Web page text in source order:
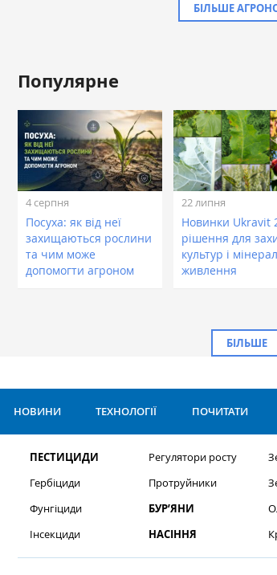
Жовтан Назар
Лінійний агроном, ТОВ
«ТАС Агро Захід» (ТАС
Агро)
БІЛЬШЕ
Популярне
4 серпня
Посуха: як від неї
захищаються рослини
та чим може
допомогти агроном
22 липня
Новинки Ukravit
рішення для
культур і
живлення
БІЛЬШЕ
НОВИНИ ТЕХНОЛОГІЇ ПОЧИТАТИ
ПЕСТИЦИДИ
Гербіциди
Фунгіциди
Інсекциди
Регулятори росту
Протруйники
БУР’ЯНИ
НАСІННЯ